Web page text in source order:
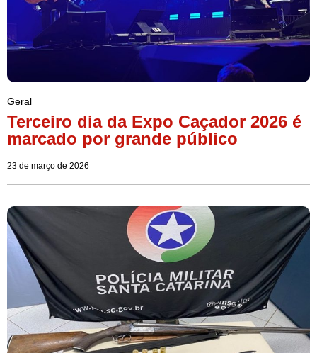
Geral
Terceiro dia da Expo Caçador 2026 é
marcado por grande público
23 de março de 2026